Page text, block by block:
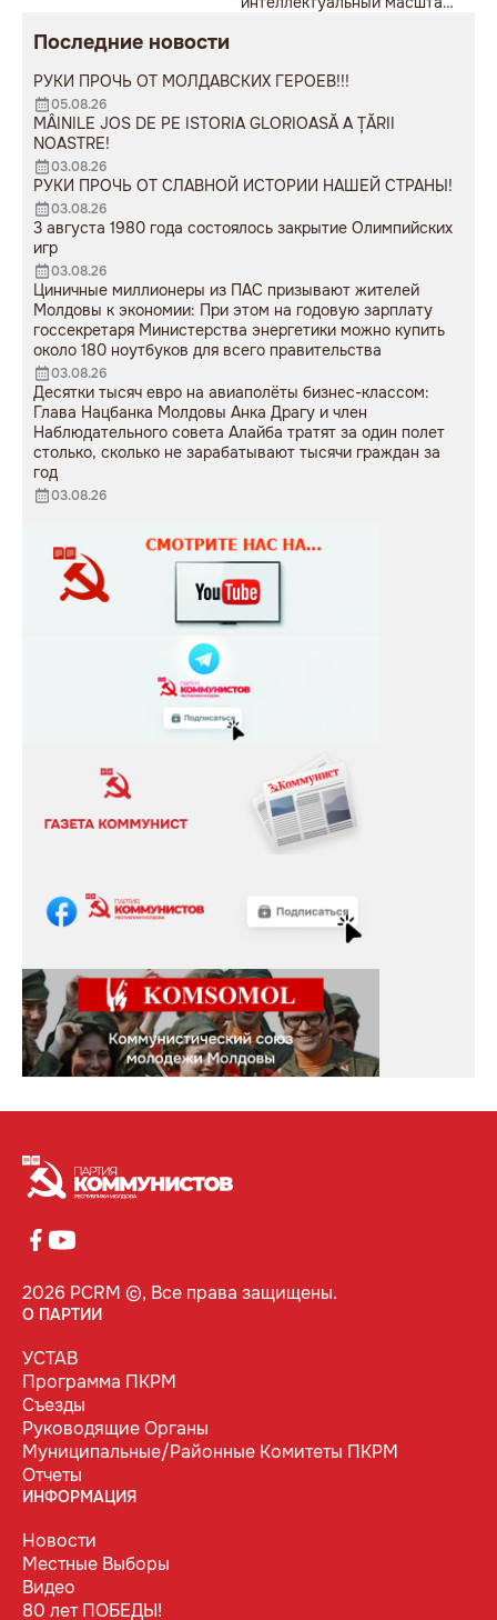
Последние новости
РУКИ ПРОЧЬ ОТ МОЛДАВСКИХ ГЕРОЕВ!!!
05.08.26
MÂINILE JOS DE PE ISTORIA GLORIOASĂ A ȚĂRII
NOASTRE!
03.08.26
РУКИ ПРОЧЬ ОТ СЛАВНОЙ ИСТОРИИ НАШЕЙ СТРАНЫ!
03.08.26
3 августа 1980 года состоялось закрытие Олимпийских
игр
03.08.26
Циничные миллионеры из ПАС призывают жителей
Молдовы к экономии: При этом на годовую зарплату
госсекретаря Министерства энергетики можно купить
около 180 ноутбуков для всего правительства
03.08.26
Десятки тысяч евро на авиаполёты бизнес-классом:
Глава Нацбанка Молдовы Анка Драгу и член
Наблюдательного совета Алайба тратят за один полет
столько, сколько не зарабатывают тысячи граждан за
год
03.08.26
2026 PCRM ©, Все права защищены.
О ПАРТИИ
УСТАВ
Программа ПКРМ
Съезды
Руководящие Органы
Муниципальные/Районные Комитеты ПКРМ
Отчеты
ИНФОРМАЦИЯ
Новости
Местные Выборы
Видео
80 лет ПОБЕДЫ!